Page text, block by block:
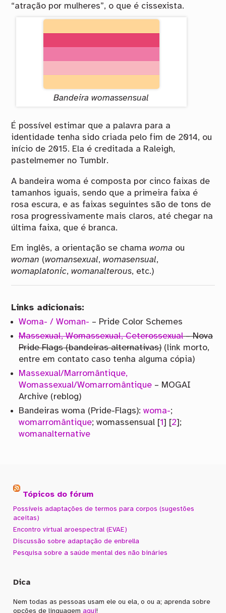
“atração por mulheres”, o que é cissexista.
Bandeira womassensual
É possível estimar que a palavra para a
identidade tenha sido criada pelo fim de 2014, ou
início de 2015. Ela é creditada a Raleigh,
pastelmemer no Tumblr.
A bandeira woma é composta por cinco faixas de
tamanhos iguais, sendo que a primeira faixa é
rosa escura, e as faixas seguintes são de tons de
rosa progressivamente mais claros, até chegar na
última faixa, que é branca.
Em inglês, a orientação se chamawoma ou
woman (womansexual,womasensual,
womaplatonic,womanalterous, etc.)
Links adicionais:
Woma- / Woman- – Pride Color Schemes
Massexual, Womassexual, Ceterossexual– Nova
Pride Flags (bandeiras alternativas) (link morto,
entre em contato caso tenha alguma cópia)
Massexual/Marromântique,
Womassexual/Womarromântique – MOGAI
Archive (reblog)
Bandeiras woma (Pride-Flags):woma-;
womarromântique; womassensual [1 ] [2];
womanalternative
Tópicos do fórum
Possíveis adaptações de termos para corpos (sugestões
aceitas)
Encontro virtual aroespectral (EVAE)
Discussão sobre adaptação de enbrella
Pesquisa sobre a saúde mental des não bináries
Dica
Nem todas as pessoas usam ele ou ela, o ou a; aprenda sobre
opções de linguagemaqui!